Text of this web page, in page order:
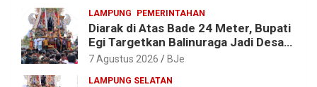
LAMPUNG PEMERINTAHAN
Diarak di Atas Bade 24 Meter, Bupati
Egi Targetkan Balinuraga Jadi Desa
Wisata Budaya 2027
7 Agustus 2026 BJe
LAMPUNG SELATAN